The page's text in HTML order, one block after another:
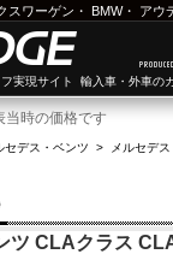
スワーゲン ・ BMW・ アウ
実現サイト 輸入車・外車の
当時の価格です
セデス・ベンツ > メルセデ
ツ CLAクラス